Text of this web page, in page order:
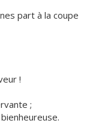
part à la coupe
!
;